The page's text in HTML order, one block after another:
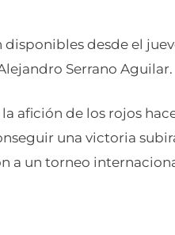
desde el
Serrano Aguilar.
afición de los rojos
una victoria
a un torneo